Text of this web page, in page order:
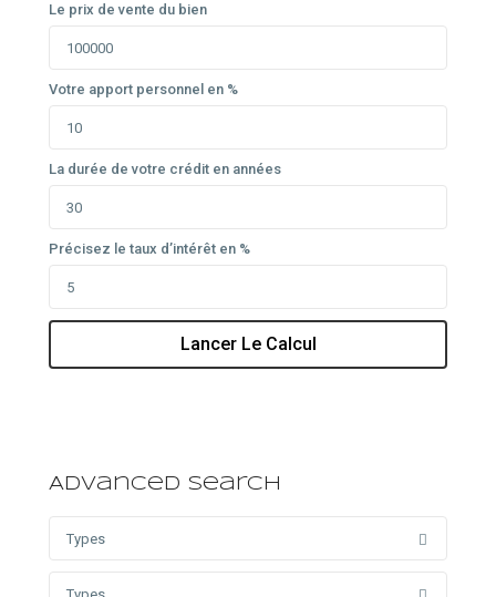
Le prix de vente du bien
Votre apport personnel en %
La durée de votre crédit en années
Précisez le taux d’intérêt en %
Lancer Le Calcul
Advanced Search
Types